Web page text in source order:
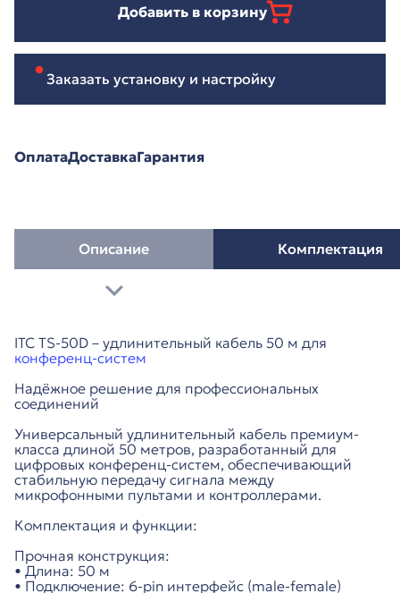
Добавить в корзину
Заказать установку и настройку
ОплатаДоставкаГарантия
Описание Комплектация
ITC TS-50D – удлинительный кабель 50 м для
конференц-систем
Надёжное решение для профессиональных
соединений
Универсальный удлинительный кабель премиум-
класса длиной 50 метров, разработанный для
цифровых конференц-систем, обеспечивающий
стабильную передачу сигнала между
микрофонными пультами и контроллерами.
Комплектация и функции:
Прочная конструкция:
• Длина: 50 м
• Подключение: 6-pin интерфейс (male-female)